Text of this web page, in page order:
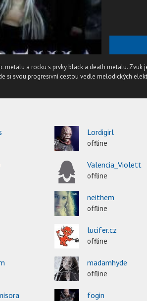
metalu a rocku s prvky black a death metalu. Zvuk
si svou progresivní cestou vedle melodických
Lordigirl
offline
Valencia_Violett
offline
neithem
offline
lucifer.cz
offline
madamhyde
offline
fogin